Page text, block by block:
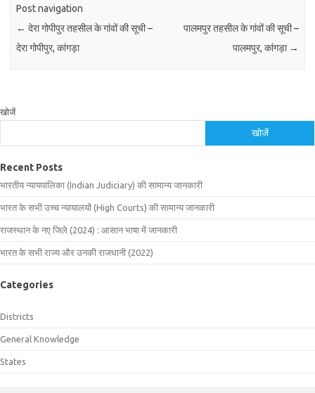
Post navigation
← देरा गोपीपुर तहसील के गांवों की सूची –
देरा गोपीपुर, कांगड़ा
पालमपुर तहसील के गांवों की सूची –
पालमपुर, कांगड़ा →
खोजें
खोजें
Recent Posts
भारतीय न्यायपालिका (Indian Judiciary) की सामान्य जानकारी
भारत के सभी उच्च न्यायालयों (High Courts) की सामान्य जानकारी
राजस्थान के नए जिले (2024) : आसान भाषा में जानकारी
भारत के सभी राज्य और उनकी राजधानी (2022)
Categories
Districts
General Knowledge
States